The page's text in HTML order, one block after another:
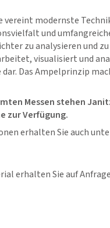
vereint modernste
und
zu analysieren und
visualisiert und
Das Ampelprinzip
Messen stehen
zur Verfügung.
erhalten Sie auch
erhalten Sie auf